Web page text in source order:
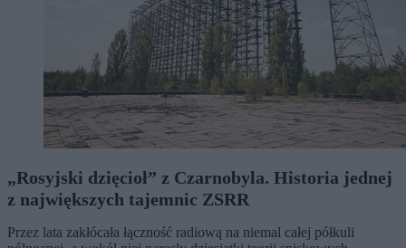
„Rosyjski dzięcioł” z Czarnobyla. Historia jednej
z największych tajemnic ZSRR
Przez lata zakłócała łączność radiową na niemal całej półkuli